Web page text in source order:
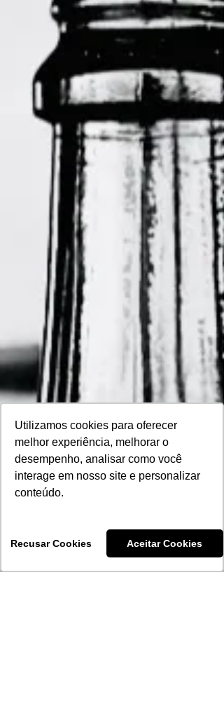
Utilizamos cookies para oferecer
melhor experiência, melhorar o
desempenho, analisar como você
interage em nosso site e personalizar
conteúdo.
Recusar Cookies Aceitar Cookies